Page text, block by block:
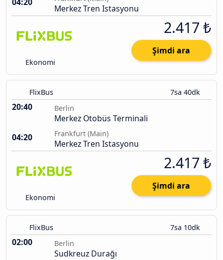
Merkez Tren Istasyonu
Ekonomi
2.417 ₺
Şimdi ara
FlixBus 7sa 40dk
20:40 Berlin
Merkez Otobüs Terminali
04:20
Frankfurt (Main)
Merkez Tren Istasyonu
Ekonomi
2.417 ₺
Şimdi ara
FlixBus 7sa 10dk
02:00 Berlin
Sudkreuz Durağı